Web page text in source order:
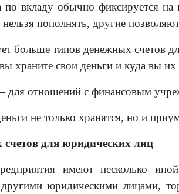
по вкладу обычно фиксируется
пополнять, другие позволяют
больше типов денежных счетов
храните свои деньги и куда вы их
для отношений с финансовым
не только хранятся, но и
для юридических лиц
имеют несколько
другими юридическими лицами,